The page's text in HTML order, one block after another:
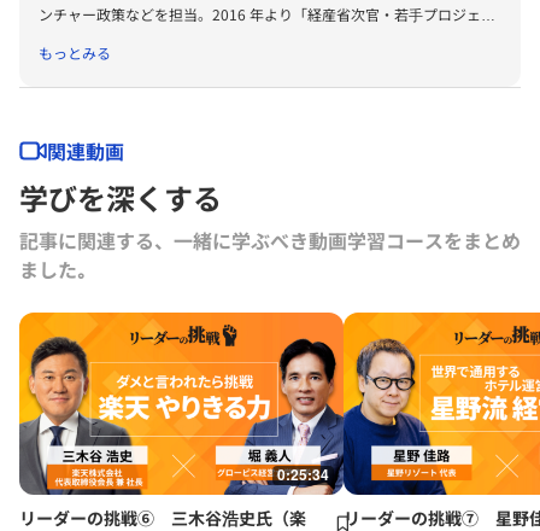
ンチャー政策などを担当。2016 年より「経産省次官・若⼿プロジェク
を発表。2017 年より商務・サービスグループ政策企画委員として、提
⾔にあわせて新設された部局にて教育改⾰等に携わる。2018 年 7 ⽉よ
ーバルなルールメイキングに貢献するため、世界経済フォーラム、経済
産業省、アジア・パシフィック・イニシアティブによる JV 組織の初代
センター⻑に就任。国際機関のネットワークを活⽤しながら、データ政
策、ヘルスケア、スマートシティ、モビリティ、アジャイルガバナンス
など多様な国際プロジェクトを率いる。 2003 年東京⼤学法学部卒、
2009 年ペンシルベニア⼤学ウォートン校 MBA（医療経営専攻）
もっとみる
関連動画
学びを深くする
記事に関連する、一緒に学ぶべき動画学習コースをまとめ
ました｡
0:25:34
リーダーの挑戦⑥ 三木谷浩史氏（楽
リーダーの挑戦⑦ 星野